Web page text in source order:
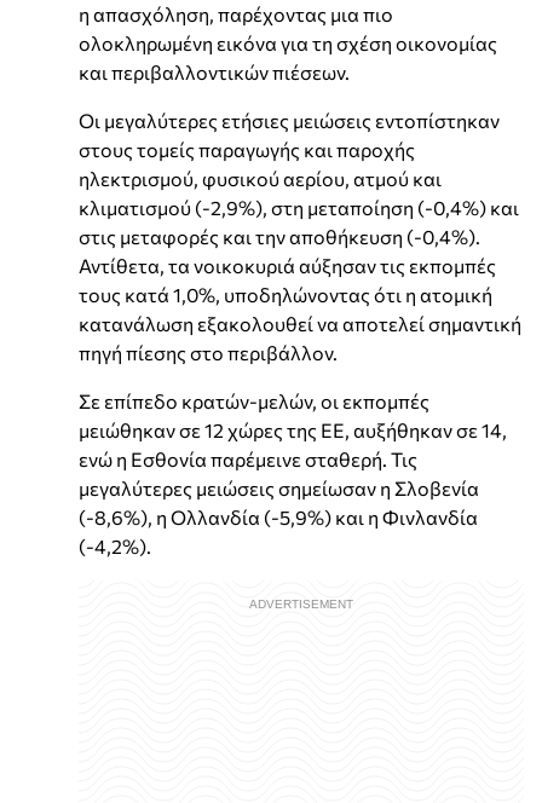
η απασχόληση, παρέχοντας μια πιο
ολοκληρωμένη εικόνα για τη σχέση οικονομίας
και περιβαλλοντικών πιέσεων.
Οι μεγαλύτερες ετήσιες μειώσεις εντοπίστηκαν
στους τομείς παραγωγής και παροχής
ηλεκτρισμού, φυσικού αερίου, ατμού και
κλιματισμού (-2,9%), στη μεταποίηση (-0,4%) και
στις μεταφορές και την αποθήκευση (-0,4%).
Αντίθετα, τα νοικοκυριά αύξησαν τις εκπομπές
τους κατά 1,0%, υποδηλώνοντας ότι η ατομική
κατανάλωση εξακολουθεί να αποτελεί σημαντική
πηγή πίεσης στο περιβάλλον.
Σε επίπεδο κρατών-μελών, οι εκπομπές
μειώθηκαν σε 12 χώρες της ΕΕ, αυξήθηκαν σε 14,
ενώ η Εσθονία παρέμεινε σταθερή. Τις
μεγαλύτερες μειώσεις σημείωσαν η Σλοβενία
(-8,6%), η Ολλανδία (-5,9%) και η Φινλανδία
(-4,2%).